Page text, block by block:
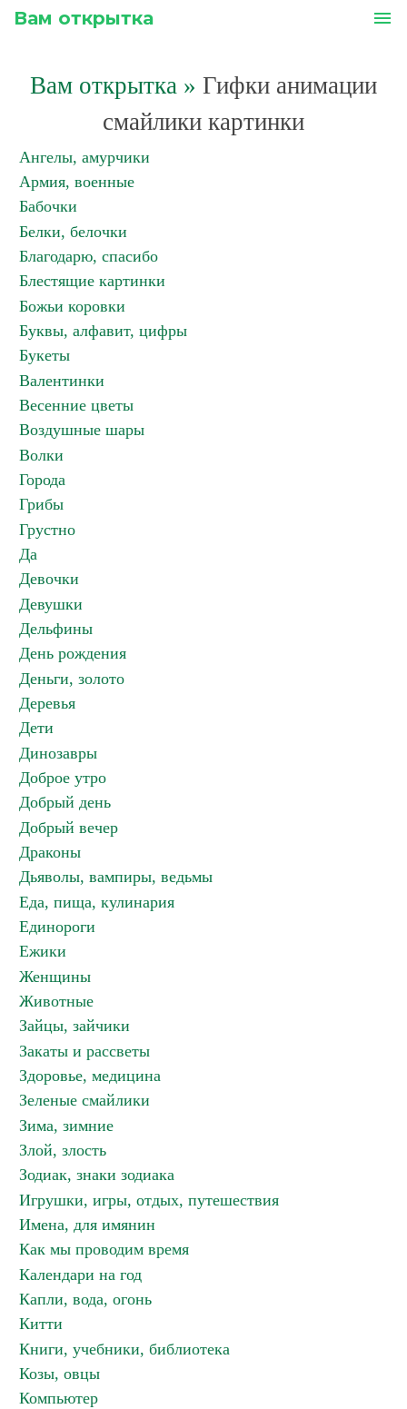
Вам открытка menu
Вам открытка » Гифки анимации
смайлики картинки
Ангелы, амурчики
Армия, военные
Бабочки
Белки, белочки
Благодарю, спасибо
Блестящие картинки
Божьи коровки
Буквы, алфавит, цифры
Букеты
Валентинки
Весенние цветы
Воздушные шары
Волки
Города
Грибы
Грустно
Да
Девочки
Девушки
Дельфины
День рождения
Деньги, золото
Деревья
Дети
Динозавры
Доброе утро
Добрый день
Добрый вечер
Драконы
Дьяволы, вампиры, ведьмы
Еда, пища, кулинария
Единороги
Ежики
Женщины
Животные
Зайцы, зайчики
Закаты и рассветы
Здоровье, медицина
Зеленые смайлики
Зима, зимние
Злой, злость
Зодиак, знаки зодиака
Игрушки, игры, отдых, путешествия
Имена, для имянин
Как мы проводим время
Календари на год
Капли, вода, огонь
Китти
Книги, учебники, библиотека
Козы, овцы
Компьютер